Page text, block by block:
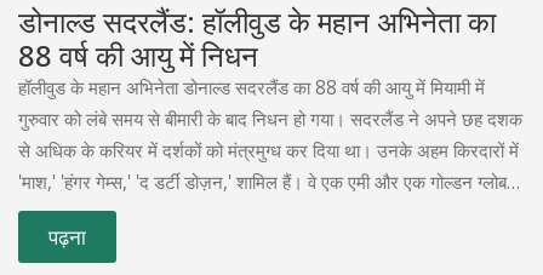
डोनाल्ड सदरलैंड: हॉलीवुड के महान अभिनेता का
88 वर्ष की आयु में निधन
हॉलीवुड के महान अभिनेता डोनाल्ड सदरलैंड का 88 वर्ष की आयु में मियामी में
गुरुवार को लंबे समय से बीमारी के बाद निधन हो गया। सदरलैंड ने अपने छह दशक
से अधिक के करियर में दर्शकों को मंत्रमुग्ध कर दिया था। उनके अहम किरदारों में
'माश,' 'हंगर गेम्स,' 'द डर्टी डोज़न,' शामिल हैं। वे एक एमी और एक गोल्डन ग्लोब
पुरस्कार भी जीत चुके थे।
पढ़ना